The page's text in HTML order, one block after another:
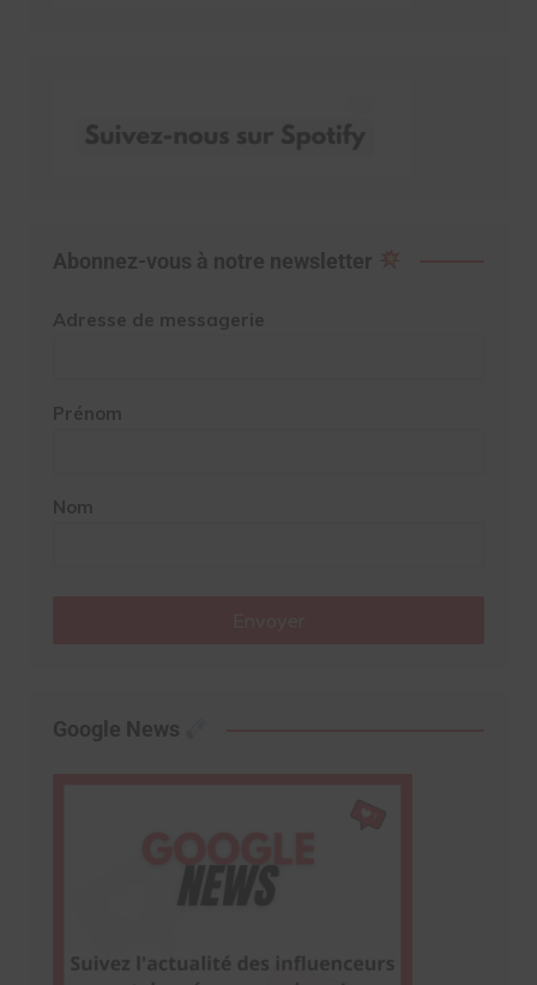
Abonnez-vous à notre newsletter
Adresse de messagerie
Prénom
Nom
Google News